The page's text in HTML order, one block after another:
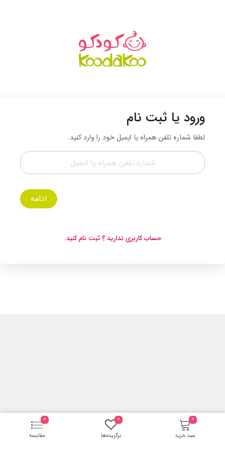
ورود یا ثبت نام
لطفا شماره تلفن همراه یا ایمیل خود را وارد کنید.
ادامه
حساب کاربری ندارید ؟ ثبت نام کنید.
سبد خرید
0
برگزیده‌ها
0
مقایسه
0